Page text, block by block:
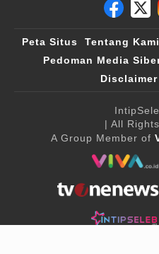
Peta Situs Tentang Kami
Pedoman Media
Disclaimer
| All
A Group Member of